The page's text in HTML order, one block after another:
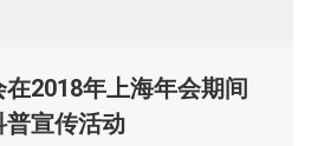
2018年上海年会期间
宣传活动